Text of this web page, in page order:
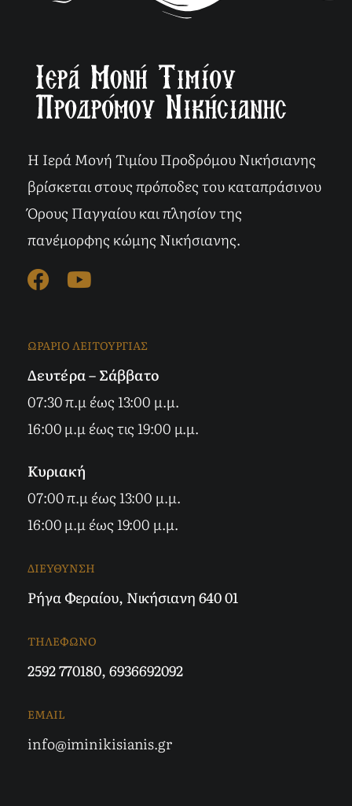
Η Ιερά Μονή Τιμίου Προδρόμου Νικήσιανης
βρίσκεται στους πρόποδες του καταπράσινου
Όρους Παγγαίου και πλησίον της
πανέμορφης κώμης Νικήσιανης.
ΩΡΑΡΙΟ ΛΕΙΤΟΥΡΓΙΑΣ
Δευτέρα – Σάββατο
07:30 π.μ έως 13:00 μ.μ.
16:00 μ.μ έως τις 19:00 μ.μ.
Κυριακή
07:00 π.μ έως 13:00 μ.μ.
16:00 μ.μ έως 19:00 μ.μ.
ΔΙΕΥΘΥΝΣΗ
Ρήγα Φεραίου, Νικήσιανη 640 01
ΤΗΛΕΦΩΝΟ
2592 770180,6936692092
EMAIL
info@iminikisianis.gr